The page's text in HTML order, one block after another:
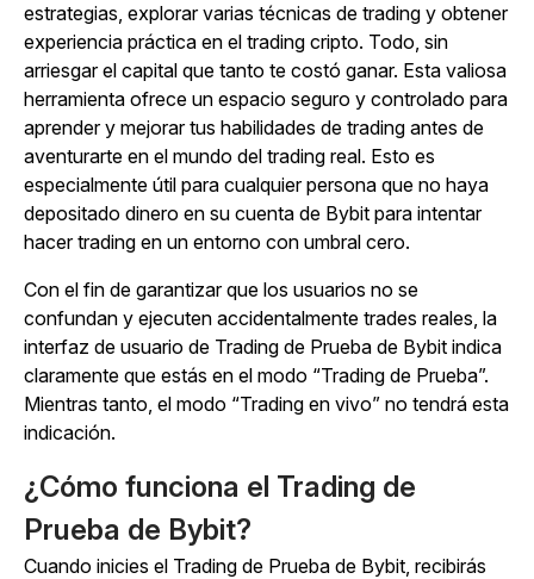
estrategias, explorar varias técnicas de trading y obtener
experiencia práctica en el trading cripto. Todo, sin
arriesgar el capital que tanto te costó ganar. Esta valiosa
herramienta ofrece un espacio seguro y controlado para
aprender y mejorar tus habilidades de trading antes de
aventurarte en el mundo del trading real. Esto es
especialmente útil para cualquier persona que no haya
depositado dinero en su cuenta de Bybit para intentar
hacer trading en un entorno con umbral cero.
Con el fin de garantizar que los usuarios no se
confundan y ejecuten accidentalmente trades reales, la
interfaz de usuario de Trading de Prueba de Bybit indica
claramente que estás en el modo “Trading de Prueba”.
Mientras tanto, el modo “Trading en vivo” no tendrá esta
indicación.
¿Cómo funciona el Trading de
Prueba de Bybit?
Cuando inicies el Trading de Prueba de Bybit, recibirás